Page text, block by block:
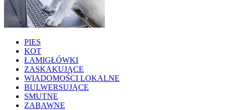
PIES
KOT
ŁAMIGŁÓWKI
ZASKAKUJĄCE
WIADOMOŚCI LOKALNE
BULWERSUJĄCE
SMUTNE
ZABAWNE